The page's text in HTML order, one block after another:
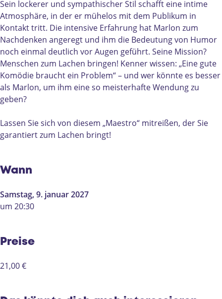
Sein lockerer und sympathischer Stil schafft eine intime
Atmosphäre, in der er mühelos mit dem Publikum in
Kontakt tritt. Die intensive Erfahrung hat Marlon zum
Nachdenken angeregt und ihm die Bedeutung von Humor
noch einmal deutlich vor Augen geführt. Seine Mission?
Menschen zum Lachen bringen! Kenner wissen: „Eine gute
Komödie braucht ein Problem“ – und wer könnte es besser
als Marlon, um ihm eine so meisterhafte Wendung zu
geben?
Lassen Sie sich von diesem „Maestro“ mitreißen, der Sie
garantiert zum Lachen bringt!
Wann
Samstag, 9. januar 2027
um 20:30
Preise
21,00 €